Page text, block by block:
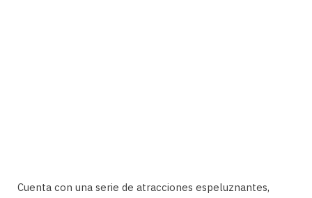
Cuenta con una serie de atracciones espeluznantes,